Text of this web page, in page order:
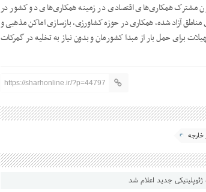
مشترک همکاری‌های اقتصادی در زمینه همکاری‌های دو کشور در
مناطق آزاد شده، همکاری در حوزه کشاورزی، بازسازی اماکن مذهبی و
برای حمل بار از مبدا کشورمان و بدون نیاز به تخلیه در گمرکات
https://sharhonline.ir/?p=44797
خارجه
جدید اعلام شد